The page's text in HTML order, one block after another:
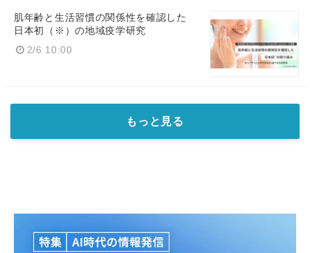
肌年齢と生活習慣の関係性を確認した
日本初（※）の地域疫学研究
2/6 10:00
もっと見る